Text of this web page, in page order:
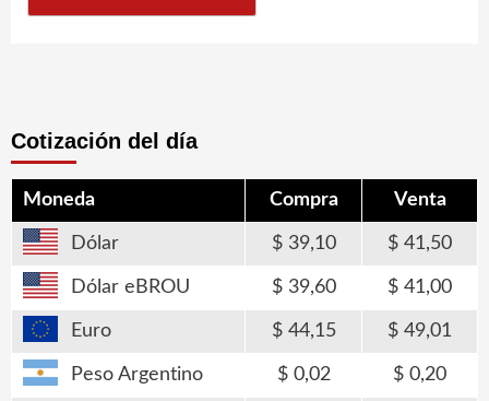
Cotización del día
Moneda Compra Venta
Dólar 39,10 41,50
Dólar eBROU 39,60 41,00
Euro 44,15 49,01
Peso Argentino 0,02 0,20